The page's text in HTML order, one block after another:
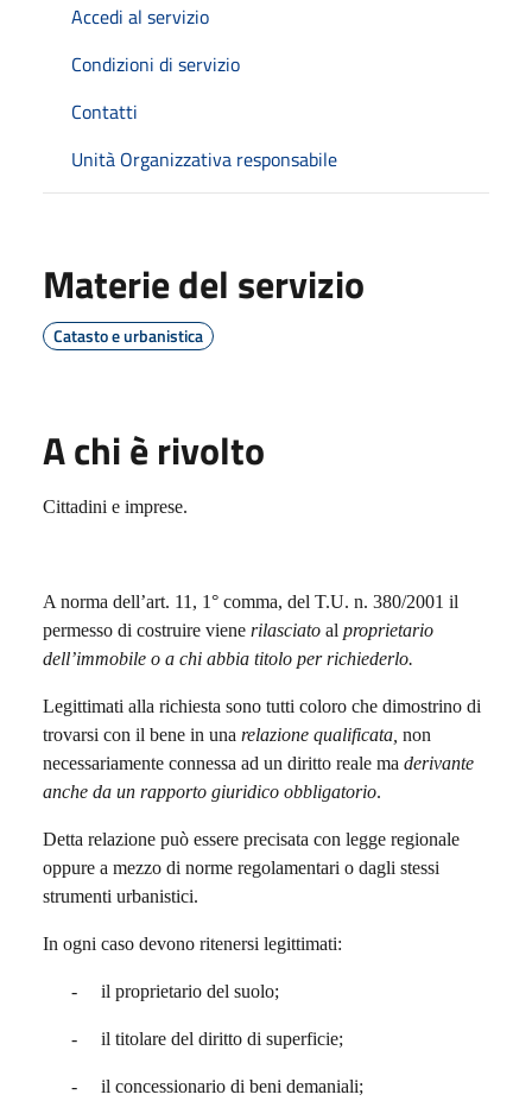
Accedi al servizio
Condizioni di servizio
Contatti
Unità Organizzativa responsabile
Materie del servizio
Catasto e urbanistica
A chi è rivolto
Cittadini e imprese.
A norma dell’art. 11, 1° comma, del T.U. n. 380/2001 il
permesso di costruire viene rilasciato al proprietario
dell’immobile o a chi abbia titolo per richiederlo.
Legittimati alla richiesta sono tutti coloro che dimostrino di
trovarsi con il bene in una relazione qualificata, non
necessariamente connessa ad un diritto reale ma derivante
anche da un rapporto giuridico obbligatorio.
Detta relazione può essere precisata con legge regionale
oppure a mezzo di norme regolamentari o dagli stessi
strumenti urbanistici.
In ogni caso devono ritenersi legittimati:
- il proprietario del suolo;
- il titolare del diritto di superficie;
- il concessionario di beni demaniali;